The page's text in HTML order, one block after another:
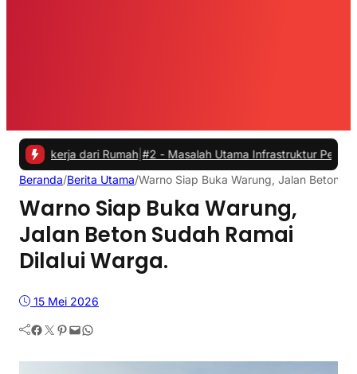
dari Rumah|#2 -Masalah Utama Infrastruktur Pengisian Daya
Beranda/Berita Utama/Warno Siap Buka Warung, Jalan Beton
Warno Siap Buka Warung,
Jalan Beton Sudah Ramai
Dilalui Warga.
15 Mei 2026
Facebook Twitter Pinterest Mail WhatsApp